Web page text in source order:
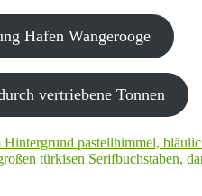
Hafen Wangerooge
vertriebene Tonnen